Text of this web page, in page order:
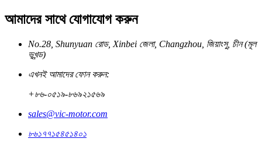
আমাদের সাথে যোগাযোগ করুন
No.28, Shunyuan রোড, Xinbei জেলা, Changzhou, জিয়াংসু, চীন (মূল
ভূখন্ড)
এখনই আমাদের ফোন করুন:
+৮৬-০৫১৯-৮৬৯২১৫৬৯
sales@vic-motor.com
৮৬১৭৭১৫৪৫১৪০১